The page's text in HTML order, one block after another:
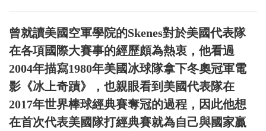
曾就讀美國空軍學院的Skenes對於美國代表隊
在各項國際大賽事的經歷頗為熱衷，他看過
2004年描寫1980年美國冰球隊拿下冬奧冠軍電
影《冰上奇蹟》，也親眼看到美國代表隊在
2017年世界棒球經典賽奪冠的過程，因此他想
在首次代表美國隊打經典賽就為自己與國家贏